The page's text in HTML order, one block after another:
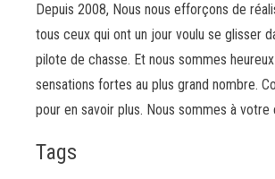
Depuis 2008, Nous nous efforçons de
tous ceux qui ont un jour voulu se glisser
pilote de chasse. Et nous sommes
sensations fortes au plus grand nombre.
pour en savoir plus. Nous sommes à votre
Tags